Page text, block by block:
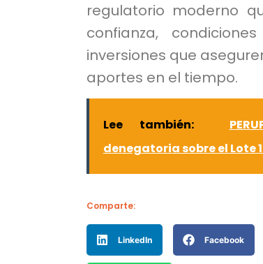
regulatorio moderno
confianza,
inversiones que
aportes en el tiempo.
Lee también:
denegatoria sobre el Lote
Comparte:
LinkedIn Facebook